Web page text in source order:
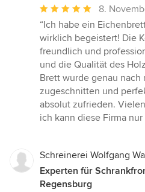
Durchschnittliche
Bewertung:
5
von
5
Sternen
8.
“Ich habe ein
wirklich begeistert! Die
freundlich und
und die Qualität des
Brett wurde genau nach
zugeschnitten und
absolut zufrieden.
ich kann diese Firma
Schreinerei Wolfgang
Experten für
Regensburg